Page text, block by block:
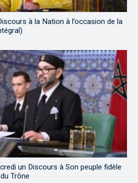
à la Nation à l’occasion de la
un Discours à Son peuple fidèle
Trône